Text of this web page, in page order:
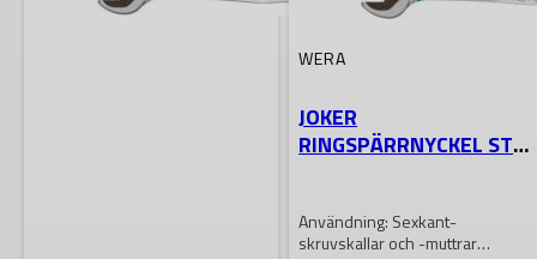
WERA
JOKER
RINGSPÄRRNYCKEL STL
Användning: Sexkant-
skruvskallar och -muttrar